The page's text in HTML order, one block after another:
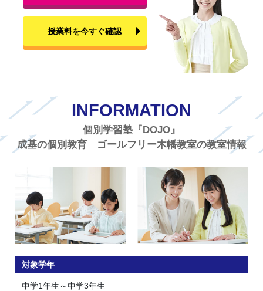
授業料を今すぐ確認
INFORMATION
個別学習塾『DOJO』
成基の個別教育 ゴールフリー木幡教室の教室情報
対象学年
中学1年生～中学3年生